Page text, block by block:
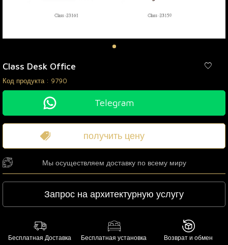
Class Desk Office
Код продукта : 9790
Telegram
получить цену
Мы осуществляем доставку по всему миру
Запрос на архитектурную услугу
Бесплатная Доставка Бесплатная установка Возврат и обмен